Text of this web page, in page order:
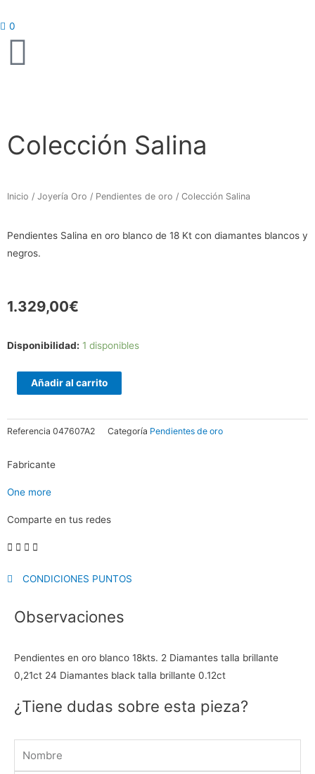
al
contenido
0
Colección Salina
Inicio / Joyería Oro / Pendientes de oro / Colección Salina
Pendientes Salina en oro blanco de 18 Kt con diamantes blancos y
negros.
1.329,00€
Disponibilidad: 1 disponibles
Colección
cantidadAñadir al carrito
Referencia 047607A2 Categoría Pendientes de oro
Fabricante
One more
Comparte en tus redes
CONDICIONES PUNTOS
Observaciones
Pendientes en oro blanco 18kts. 2 Diamantes talla brillante
0,21ct 24 Diamantes black talla brillante 0.12ct
¿Tiene dudas sobre esta pieza?